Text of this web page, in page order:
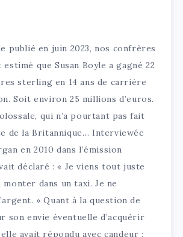
publié en juin 2023, nos confrères
que Susan Boyle a gagné 22
sterling en 14 ans de carrière
Soit environ 25 millions d’euros.
qui n’a pourtant pas fait
de la Britannique… Interviewée
en 2010 dans l’émission
déclaré : « Je viens tout juste
monter dans un taxi. Je ne
» Quant à la question de
son envie éventuelle d’acquérir
avait répondu avec candeur :